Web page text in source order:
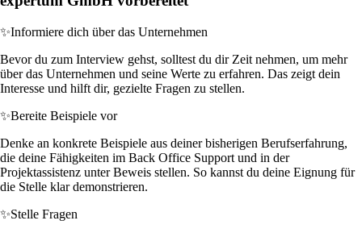
✨Informiere dich über das Unternehmen
Bevor du zum Interview gehst, solltest du dir Zeit nehmen, um mehr
über das Unternehmen und seine Werte zu erfahren. Das zeigt dein
Interesse und hilft dir, gezielte Fragen zu stellen.
✨Bereite Beispiele vor
Denke an konkrete Beispiele aus deiner bisherigen Berufserfahrung,
die deine Fähigkeiten im Back Office Support und in der
Projektassistenz unter Beweis stellen. So kannst du deine Eignung für
die Stelle klar demonstrieren.
✨Stelle Fragen